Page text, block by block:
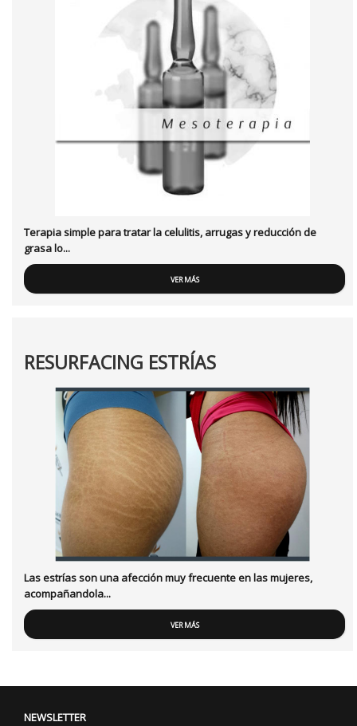
Terapia simple para tratar la celulitis, arrugas y reducción de
grasa lo...
VER MÁS
RESURFACING ESTRÍAS
Las estrías son una afección muy frecuente en las mujeres,
acompañandola...
VER MÁS
NEWSLETTER